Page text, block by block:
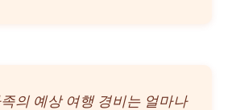
의 예상 여행 경비는 얼마나